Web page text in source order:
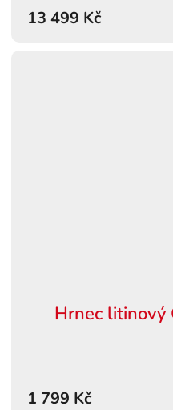
13 499 Kč
Hrnec litinový
1 799 Kč